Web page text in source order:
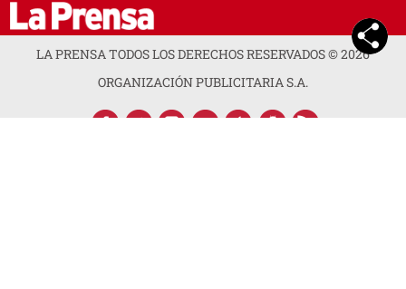
LA PRENSA TODOS LOS DERECHOS RESERVADOS ©2026
ORGANIZACIÓN PUBLICITARIA S.A.